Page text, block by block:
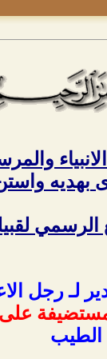
الرسمي
لـ
على